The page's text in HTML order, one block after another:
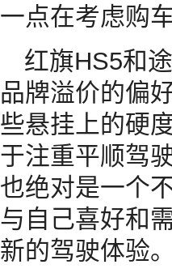
一点在考虑购
红旗HS5和
品牌溢价的偏
些悬挂上的硬
于注重平顺驾
也绝对是一个
与自己喜好和
新的驾驶体验。